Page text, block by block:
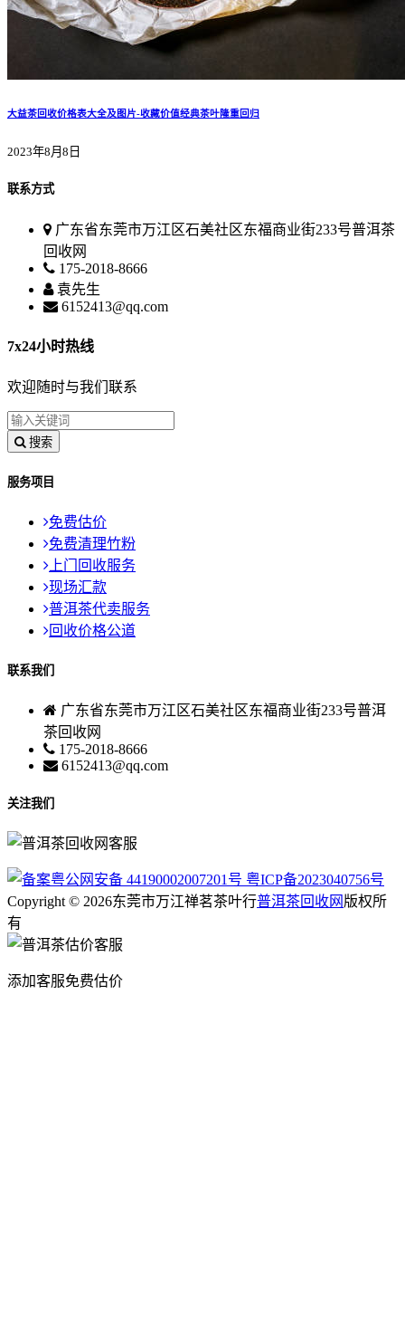
大益茶回收价格表大全及图片-收藏价值经典茶叶隆重回归
2023年8月8日
联系方式
广东省东莞市万江区石美社区东福商业街233号普洱茶
回收网
175-2018-8666
袁先生
6152413@qq.com
7x24小时热线
欢迎随时与我们联系
搜索
服务项目
免费估价
免费清理竹粉
上门回收服务
现场汇款
普洱茶代卖服务
回收价格公道
联系我们
广东省东莞市万江区石美社区东福商业街233号普洱
茶回收网
175-2018-8666
6152413@qq.com
关注我们
粤公网安备 44190002007201号 粤ICP备2023040756号
Copyright © 2026东莞市万江禅茗茶叶行普洱茶回收网 版权所
有
添加客服免费估价